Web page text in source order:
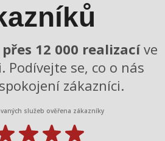
přes 12 000 realizacíve
Podívejte se, co o nás
zákazníci.
služeb ověřena zákazníky